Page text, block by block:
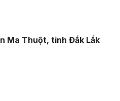
Ma Thuột, tỉnh Đắk Lắk